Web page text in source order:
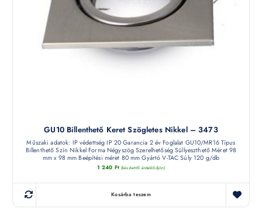
GU10 Billenthető Keret Szögletes Nikkel – 3473
Műszaki adatok: IP védettség IP 20 Garancia 2 év Foglalat GU10/MR16 Típus
Billenthető Szín Nikkel Forma Négyszög Szerelhetőség Süllyeszthető Méret 98
mm x 98 mm Beépítési méret 80 mm Gyártó V-TAC Súly 120 g/db
1 240 Ft (készletről érdeklődjön)
Kosárba teszem